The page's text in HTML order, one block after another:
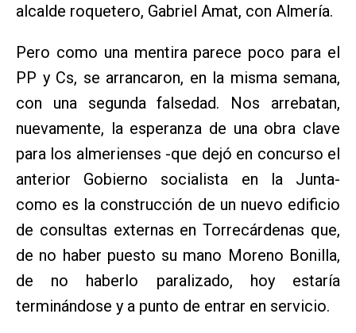
alcalde roquetero, Gabriel Amat, con Almería.
Pero como una mentira parece poco para el
PP y Cs, se arrancaron, en la misma semana,
con una segunda falsedad. Nos arrebatan,
nuevamente, la esperanza de una obra clave
para los almerienses -que dejó en concurso el
anterior Gobierno socialista en la Junta-
como es la construcción de un nuevo edificio
de consultas externas en Torrecárdenas que,
de no haber puesto su mano Moreno Bonilla,
de no haberlo paralizado, hoy estaría
terminándose y a punto de entrar en servicio.